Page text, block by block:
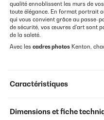
qualité ennoblissent les murs de
toute élégance. En format portrait
qui vous convient grâce au passe-
de sécurité, vos œuvres d'art sont
de la saleté.
Avec les cadres photos Kenton,
Caractéristiques
Dimensions et fiche